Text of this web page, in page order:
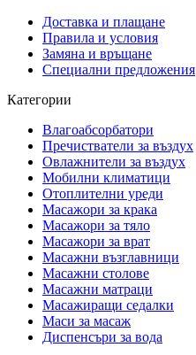
Доставка и плащане
Правила и условия
Замяна и връщане
Специални предложения
Категории
Влагоабсорбатори
Пречистватели за въздух
Овлажнители за въздух
Мобилни климатици
Отоплителни уреди
Масажори за крака
Масажори за тяло
Масажори за врат
Масажни възглавници
Масажни столове
Mасажни матраци
Масажиращи седалки
Маси за масаж
Диспенсъри за вода